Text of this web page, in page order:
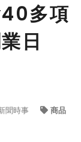
多項
日
聞時事 商品